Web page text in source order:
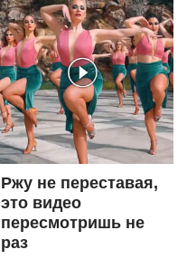
Ржу не переставая,
это видео
пересмотришь не
раз